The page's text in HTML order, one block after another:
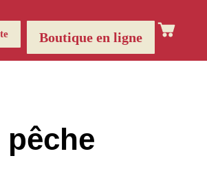
Boutique en ligne